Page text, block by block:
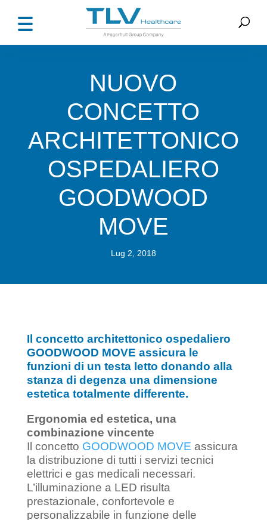
NUOVO
CONCETTO
ARCHITETTONICO
OSPEDALIERO
GOODWOOD
MOVE
Lug 2, 2018
Il concetto architettonico ospedaliero
GOODWOOD MOVE assicura le
funzioni di un testa letto donando alla
stanza di degenza una dimensione
estetica totalmente differente.
Ergonomia ed estetica, una
combinazione vincente
Il concetto GOODWOOD MOVE assicura
la distribuzione di tutti i servizi tecnici
elettrici e gas medicali necessari.
L’illuminazione a LED risulta
prestazionale, confortevole e
personalizzabile in funzione delle